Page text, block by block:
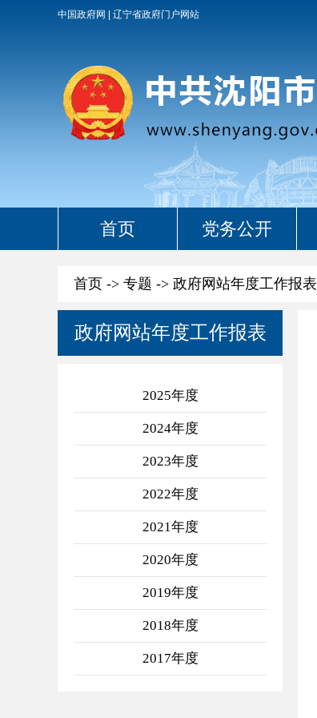
中国政府网 辽宁省政府门户网站
首页 党务公开
首页 -> 专题 -> 政府网站年度工作报表
政府网站年度工作报表
2025年度
2024年度
2023年度
2022年度
2021年度
2020年度
2019年度
2018年度
2017年度